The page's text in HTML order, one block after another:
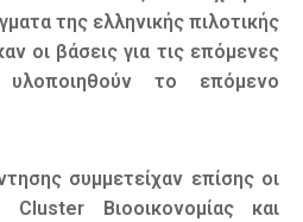
της ελληνικής πιλοτικής
οι βάσεις για τις επόμενες
το επόμενο
συμμετείχαν επίσης οι
Cluster Βιοοικονομίας και